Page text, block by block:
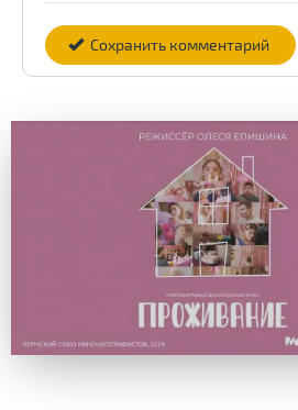
Сохранить комментарий